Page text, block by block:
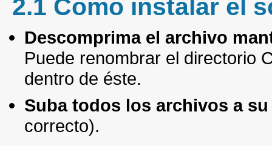
2.1 Como instalar el
Descomprima el archivo
Puede renombrar el directorio
dentro de éste.
Suba todos los archivos a
correcto).